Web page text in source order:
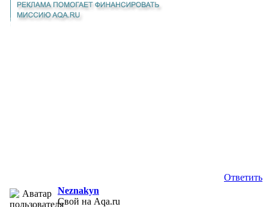
Ответить
Neznakyn
Свой на Aqa.ru